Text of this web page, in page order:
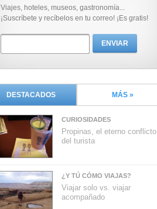
Viajes, hoteles, museos, gastronomía...
¡Suscríbete y recíbelos en tu correo! ¡Es gratis!
DESTACADOS MÁS »
CURIOSIDADES
Propinas, el eterno conflicto
del turista
¿Y TÚ CÓMO VIAJAS?
Viajar solo vs. viajar
acompañado